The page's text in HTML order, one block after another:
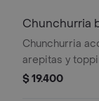
Chunchurria
Chunchurria
arepitas y
personal.
$ 19.400